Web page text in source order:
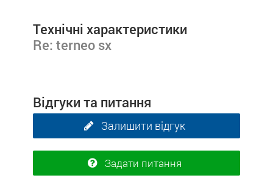
Технічні характеристики
Re: terneo sx
Відгуки та питання
Залишити відгук
Задати питання